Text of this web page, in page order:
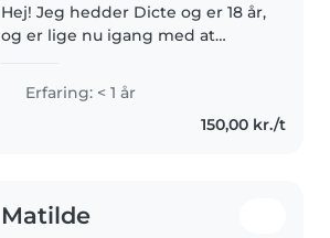
Hej! Jeg hedder Dicte og er 18 år,
og er lige nu igang med at
brænder for at arbejde med
børn og vil elske at kunne
bidrage med en masse hjælp,
Erfaring: < 1 år
150,00 kr./t
Matilde